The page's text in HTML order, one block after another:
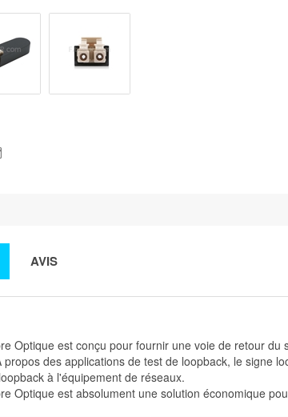
AVIS
Optique est conçu pour fournir une voie de retour
des applications de test de loopback, le signe
à l'équipement de réseaux.
Optique est absolument une solution économique